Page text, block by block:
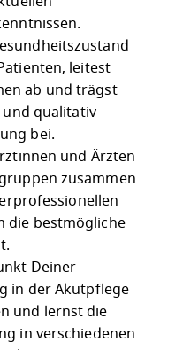
leitest
ab und trägst
qualitativ
bei.
und Ärzten
zusammen
die bestmögliche
Deiner
in der Akutpflege
und lernst die
in verschiedenen